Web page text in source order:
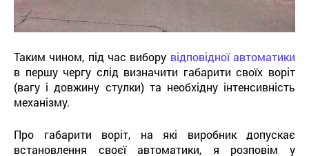
Таким чином, під час вибору відповідної автоматики
в першу чергу слід визначити габарити своїх воріт
(вагу і довжину стулки) та необхідну інтенсивність
механізму.
Про габарити воріт, на які виробник допускає
встановлення своєї автоматики, я розповім у